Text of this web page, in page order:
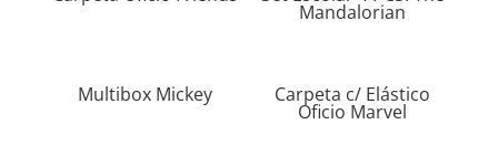
Mandalorian
Multibox Mickey Carpeta c/ Elástico
Oficio Marvel